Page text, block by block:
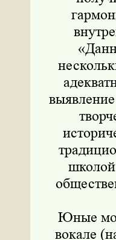
Юные
вокале